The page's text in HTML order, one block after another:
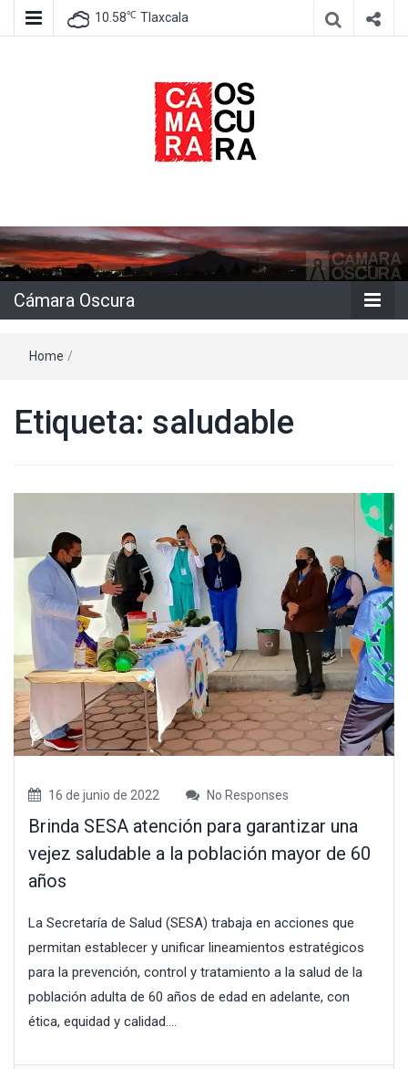
10.58℃ Tlaxcala
Cámara
Oscura
Cámara Oscura
Home /
Etiqueta: saludable
16 de junio de 2022 No Responses
Brinda SESA atención para garantizar una
vejez saludable a la población mayor de 60
años
La Secretaría de Salud (SESA) trabaja en acciones que
permitan establecer y unificar lineamientos estratégicos
para la prevención, control y tratamiento a la salud de la
población adulta de 60 años de edad en adelante, con
ética, equidad y calidad....